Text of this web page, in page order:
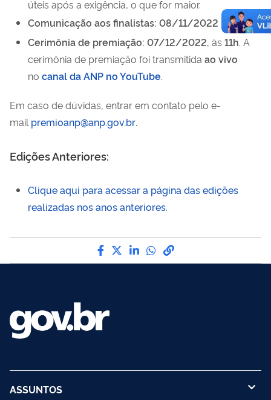
úteis após a exigência, o que for maior.
Comunicação aos finalistas: 08/11/2022
Cerimônia de premiação: 07/12/2022, às 11h. A
cerimônia de premiação foi transmitida ao vivo
no canal da ANP no YouTube.
Em caso de dúvidas, entrar em contato pelo e-
mail premioanp@anp.gov.br.
Edições Anteriores:
Clique aqui para acessar a página das edições
realizadas nos anos anteriores.
Compartilhe por Facebook
Compartilhe por Twitter
Compartilhe por
Compartilhe por
link para Copiar
ASSUNTOS